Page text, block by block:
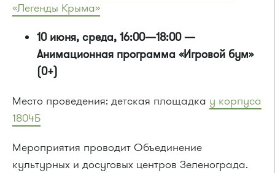
«Легенды Крыма»
10 июня, среда, 16:00—18:00 —
Анимационная программа «Игровой бум»
(0+)
Место проведения: детская площадка у корпуса
1804Б
Мероприятия проводит Объединение
культурных и досуговых центров Зеленограда.